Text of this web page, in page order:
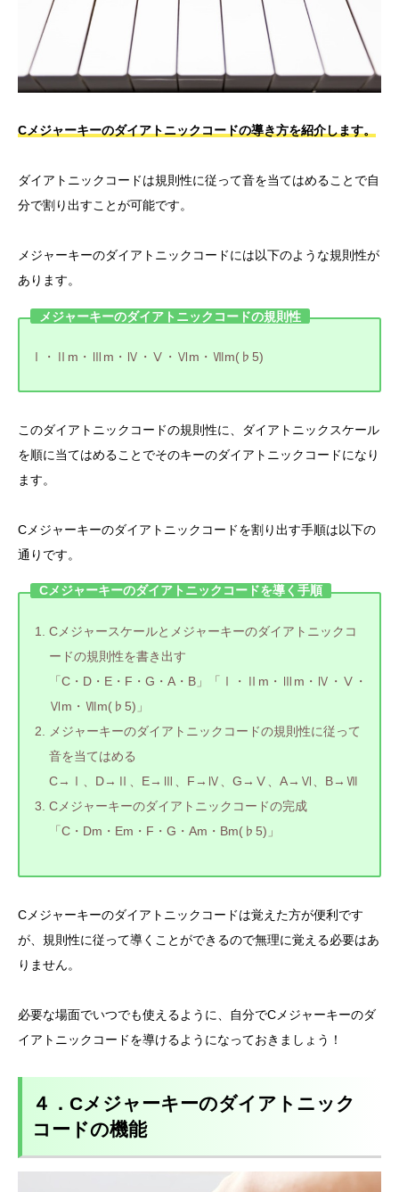
Cメジャーキーのダイアトニックコードの導き方を紹介します。
ダイアトニックコードは規則性に従って音を当てはめることで自
分で割り出すことが可能です。
メジャーキーのダイアトニックコードには以下のような規則性が
あります。
メジャーキーのダイアトニックコードの規則性
Ⅰ・Ⅱm・Ⅲm・Ⅳ・Ⅴ・Ⅵm・Ⅶm(♭5)
このダイアトニックコードの規則性に、ダイアトニックスケール
を順に当てはめることでそのキーのダイアトニックコードになり
ます。
Cメジャーキーのダイアトニックコードを割り出す手順は以下の
通りです。
Cメジャーキーのダイアトニックコードを導く手順
Cメジャースケールとメジャーキーのダイアトニックコ
ードの規則性を書き出す
「C・D・E・F・G・A・B」「Ⅰ・Ⅱm・Ⅲm・Ⅳ・Ⅴ・
Ⅵm・Ⅶm(♭5)」
メジャーキーのダイアトニックコードの規則性に従って
音を当てはめる
C→Ⅰ、D→Ⅱ、E→Ⅲ、F→Ⅳ、G→Ⅴ、A→Ⅵ、B→Ⅶ
Cメジャーキーのダイアトニックコードの完成
「C・Dm・Em・F・G・Am・Bm(♭5)」
Cメジャーキーのダイアトニックコードは覚えた方が便利です
が、規則性に従って導くことができるので無理に覚える必要はあ
りません。
必要な場面でいつでも使えるように、自分でCメジャーキーのダ
イアトニックコードを導けるようになっておきましょう！
４．Cメジャーキーのダイアトニック
コードの機能